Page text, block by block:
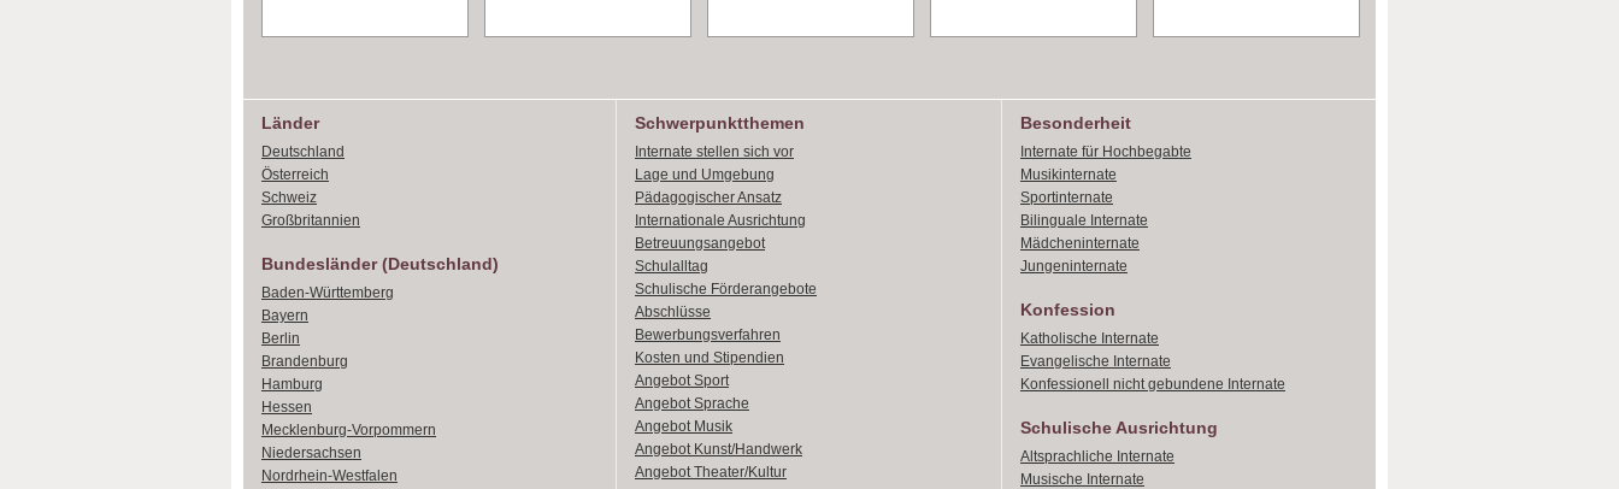
Länder
Deutschland
Österreich
Schweiz
Großbritannien
Bundesländer (Deutschland)
Baden-Württemberg
Bayern
Berlin
Brandenburg
Hamburg
Hessen
Mecklenburg-Vorpommern
Niedersachsen
Nordrhein-Westfalen
Schwerpunktthemen
Internate stellen sich vor
Lage und Umgebung
Pädagogischer Ansatz
Internationale Ausrichtung
Betreuungsangebot
Schulalltag
Schulische Förderangebote
Abschlüsse
Bewerbungsverfahren
Kosten und Stipendien
Angebot Sport
Angebot Sprache
Angebot Musik
Angebot Kunst/Handwerk
Angebot Theater/Kultur
Besonderheit
Internate für Hochbegabte
Musikinternate
Sportinternate
Bilinguale Internate
Mädcheninternate
Jungeninternate
Konfession
Katholische Internate
Evangelische Internate
Konfessionell nicht gebundene Internate
Schulische Ausrichtung
Altsprachliche Internate
Musische Internate